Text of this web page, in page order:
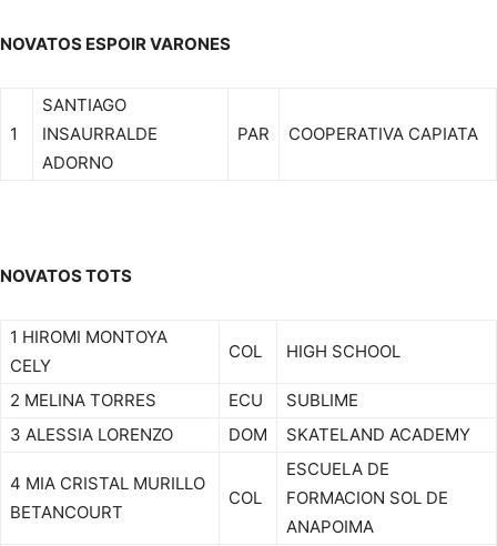
NOVATOS ESPOIR VARONES
1
SANTIAGO
INSAURRALDE
ADORNO
PAR COOPERATIVA CAPIATA
NOVATOS TOTS
1 HIROMI MONTOYA
CELY
COL HIGH SCHOOL
2 MELINA TORRES ECU
SUBLIME
3 ALESSIA LORENZO
DOM SKATELAND ACADEMY
4 MIA CRISTAL MURILLO
BETANCOURT
COL
ESCUELA DE
FORMACION SOL DE
ANAPOIMA